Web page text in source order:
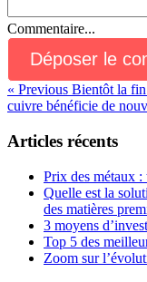
Commentaire...
« Previous Bientôt la fin
cuivre bénéficie de
Articles récents
Prix des métaux :
Quelle est la
des matières
3 moyens
Top 5 des
Zoom sur